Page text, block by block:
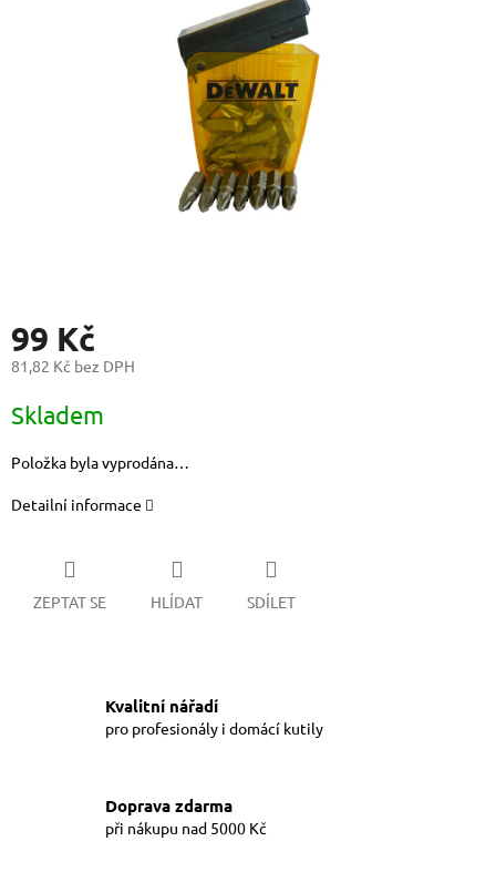
99 Kč
81,82 Kč bez DPH
cena:
Skladem
Položka byla vyprodána…
Detailní informace
ZEPTAT SE HLÍDAT SDÍLET
Kvalitní nářadí
pro profesionály i domácí kutily
Doprava zdarma
při nákupu nad 5000 Kč